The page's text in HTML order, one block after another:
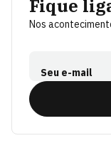
Fique
Nos
Seu e-mail